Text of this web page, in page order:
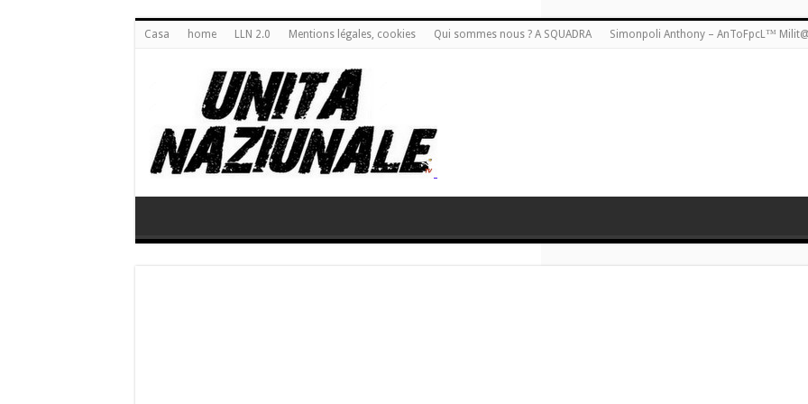
Casa home LLN 2.0 Mentions légales, cookies Qui sommes nous ? A SQUADRA Simonpoli Anthony – AnToFpcL™